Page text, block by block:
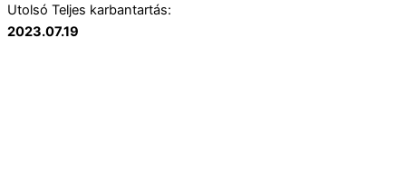
Utolsó Teljes karbantartás:
2023.07.19